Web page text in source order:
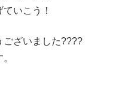
いこう！
ございました????